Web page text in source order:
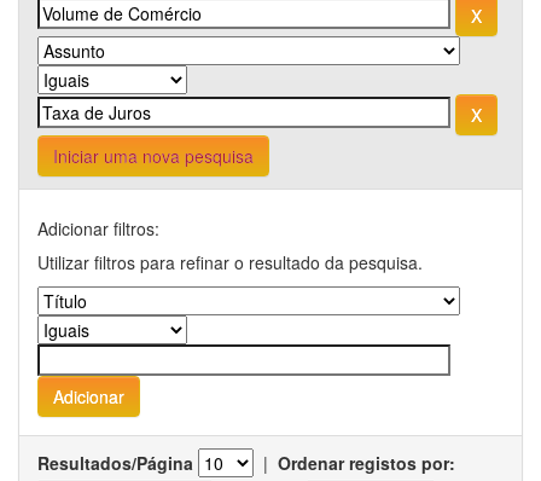
Iniciar uma nova pesquisa
Adicionar filtros:
Utilizar filtros para refinar o resultado da pesquisa.
Resultados/Página | Ordenar registos por: